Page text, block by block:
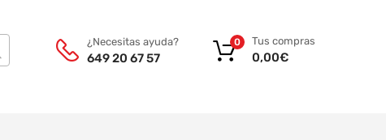
¿Necesitas ayuda?
649 20 67 57
Tus compras
0,00€
0